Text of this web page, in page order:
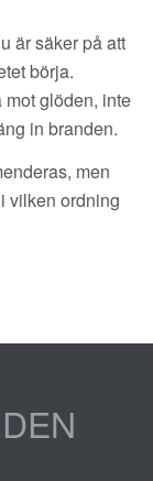
är säker på att
börja.
glöden, inte
in branden.
men
vilken ordning